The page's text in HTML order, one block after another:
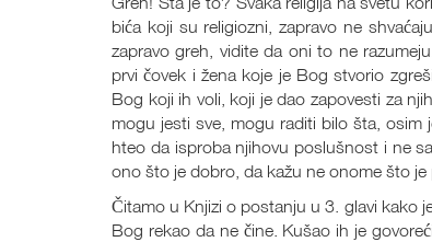
bića koji su religiozni, zapravo ne
zapravo greh, vidite da oni to ne
prvi čovek i žena koje je Bog stvorio
Bog koji ih voli, koji je dao zapovesti za
mogu jesti sve, mogu raditi bilo šta,
hteo da isproba njihovu poslušnost i ne
ono što je dobro, da kažu ne onome što
Čitamo u Knjizi o postanju u 3. glavi kako
Bog rekao da ne čine. Kušao ih je